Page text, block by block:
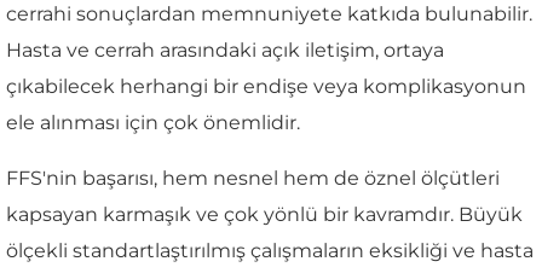
cerrahi sonuçlardan memnuniyete katkıda bulunabilir.
Hasta ve cerrah arasındaki açık iletişim, ortaya
çıkabilecek herhangi bir endişe veya komplikasyonun
ele alınması için çok önemlidir.
FFS'nin başarısı, hem nesnel hem de öznel ölçütleri
kapsayan karmaşık ve çok yönlü bir kavramdır. Büyük
ölçekli standartlaştırılmış çalışmaların eksikliği ve hasta